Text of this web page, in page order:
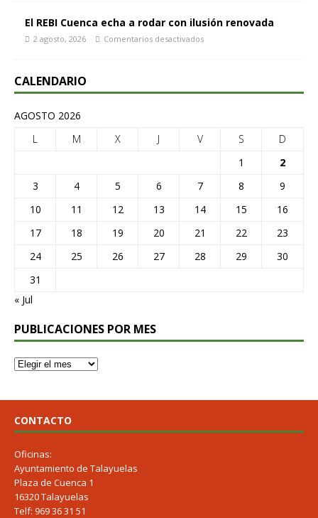
El REBI Cuenca echa a rodar con ilusión renovada
2 agosto, 2026 Comentarios desactivados
CALENDARIO
AGOSTO 2026
L
M X J V S
D
1
2
3
4 5 6 7 8
9
10
11 12 13 14 15
16
17
18 19 20 21 22
23
24
25 26 27 28 29
30
31
« Jul
PUBLICACIONES POR MES
CONTACTO
Oficinas:
Ayuntamiento de Talayuelas
Plaza de Cuenca 1
16320 Talayuelas
Telf: 969 36 31 51